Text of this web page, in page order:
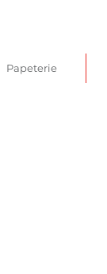
Papeterie